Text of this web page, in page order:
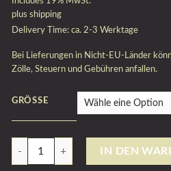
plus shipping
Delivery Time: ca. 2-3 Werktage
Bei Lieferungen in Nicht-EU-Länder
Zölle, Steuern und Gebühren anfallen.
GRÖSSE
IN DEN